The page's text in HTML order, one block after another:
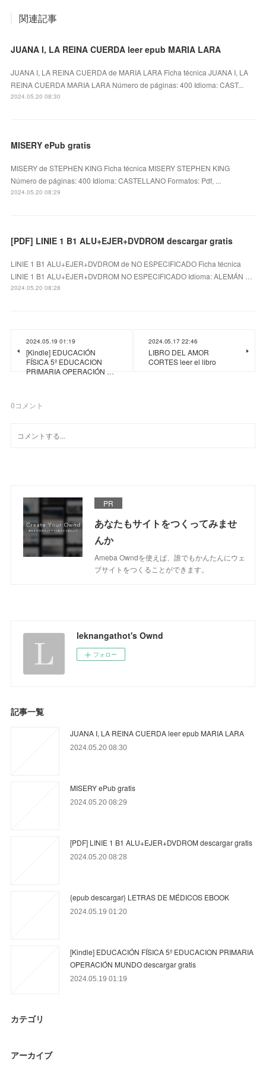
関連記事
JUANA I, LA REINA CUERDA leer epub MARIA LARA
JUANA I, LA REINA CUERDA de MARIA LARA Ficha técnica JUANA I, LA
REINA CUERDA MARIA LARA Número de páginas: 400 Idioma: CAST...
2024.05.20 08:30
MISERY ePub gratis
MISERY de STEPHEN KING Ficha técnica MISERY STEPHEN KING
Número de páginas: 400 Idioma: CASTELLANO Formatos: Pdf, ...
2024.05.20 08:29
[PDF] LINIE 1 B1 ALU+EJER+DVDROM descargar gratis
LINIE 1 B1 ALU+EJER+DVDROM de NO ESPECIFICADO Ficha técnica
LINIE 1 B1 ALU+EJER+DVDROM NO ESPECIFICADO Idioma: ALEMÁN …
2024.05.20 08:28
2024.05.19 01:19
[Kindle] EDUCACIÓN
FÍSICA 5º EDUCACION
PRIMARIA OPERACIÓN …
2024.05.17 22:46
LIBRO DEL AMOR
CORTES leer el libro
0コメント
PR
あなたもサイトをつくってみませ
んか
Ameba Owndを使えば、誰でもかんたんにウェ
ブサイトをつくることができます。
leknangathot's Ownd
フォロー
記事一覧
JUANA I, LA REINA CUERDA leer epub MARIA LARA
2024.05.20 08:30
MISERY ePub gratis
2024.05.20 08:29
[PDF] LINIE 1 B1 ALU+EJER+DVDROM descargar gratis
2024.05.20 08:28
{epub descargar} LETRAS DE MÉDICOS EBOOK
2024.05.19 01:20
[Kindle] EDUCACIÓN FÍSICA 5º EDUCACION PRIMARIA
OPERACIÓN MUNDO descargar gratis
2024.05.19 01:19
カテゴリ
アーカイブ